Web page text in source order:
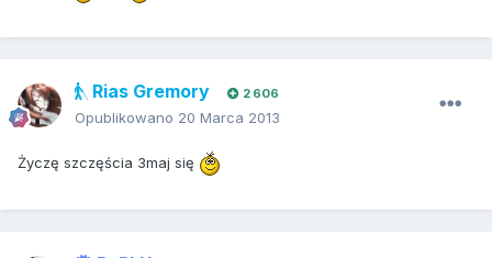
Rias Gremory 2 606
Opublikowano 20 Marca 2013
Życzę szczęścia 3maj się